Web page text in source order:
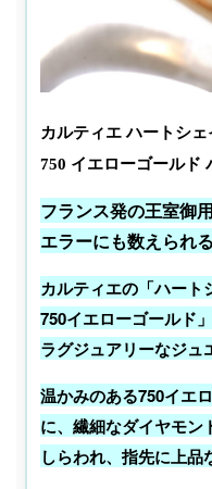
カルティエ ハートシ
750 イエローゴールド
フランス発の王室御
エラーにも数えられ
カルティエの「ハート
750イエローゴールド
ラグジュアリーなジュ
温かみのある750イエ
に、繊細なダイヤモン
しらわれ、指先に上品